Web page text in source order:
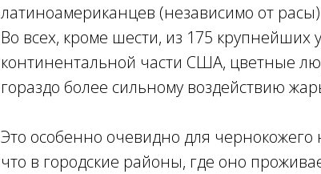
латиноамериканцев (независимо от
Во всех, кроме шести, из 175
континентальной части США, цветные
гораздо более сильному воздействию
Это особенно очевидно для чернокожего
что в городские районы, где оно